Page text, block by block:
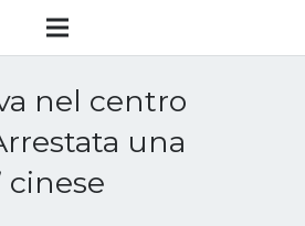
nel centro
una
cinese